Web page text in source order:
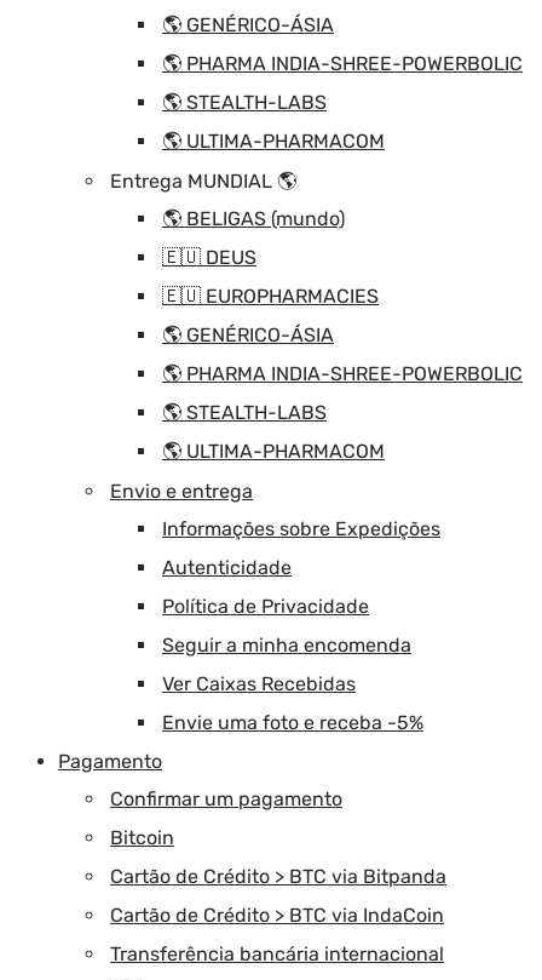
🌎 GENÉRICO-ÁSIA
🌎 PHARMA INDIA-SHREE-POWERBOLIC
🌎 STEALTH-LABS
🌎 ULTIMA-PHARMACOM
Entrega MUNDIAL 🌎
🌎 BELIGAS (mundo)
🇪🇺 DEUS
🇪🇺 EUROPHARMACIES
🌎 GENÉRICO-ÁSIA
🌎 PHARMA INDIA-SHREE-POWERBOLIC
🌎 STEALTH-LABS
🌎 ULTIMA-PHARMACOM
Envio e entrega
Informações sobre Expedições
Autenticidade
Política de Privacidade
Seguir a minha encomenda
Ver Caixas Recebidas
Envie uma foto e receba -5%
Pagamento
Confirmar um pagamento
Bitcoin
Cartão de Crédito > BTC via Bitpanda
Cartão de Crédito > BTC via IndaCoin
Transferência bancária internacional